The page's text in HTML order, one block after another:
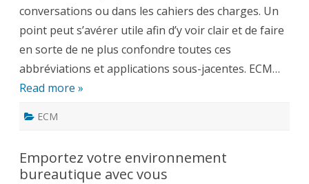
conversations ou dans les cahiers des charges. Un
point peut s’avérer utile afin d’y voir clair et de faire
en sorte de ne plus confondre toutes ces
abbréviations et applications sous-jacentes. ECM…
Read more »
ECM
Emportez votre environnement
bureautique avec vous